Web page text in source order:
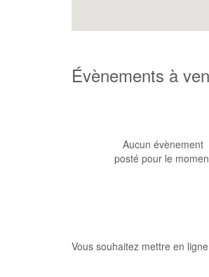
Évènements à
Aucun évènement
posté pour le
Vous souhaitez mettre en